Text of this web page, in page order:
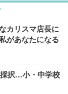
カリスマ店長に
があなたになる
択…小・中学校